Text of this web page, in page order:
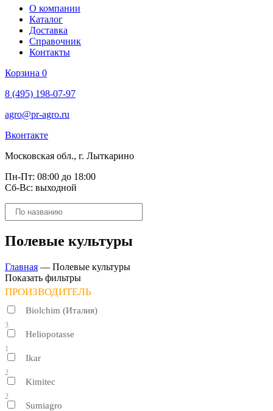
О компании
Каталог
Доставка
Справочник
Контакты
Корзина 0
8 (495) 198-07-97
agro@pr-agro.ru
Вконтакте
Московская обл., г. Лыткарино
Пн-Пт: 08:00 до 18:00
Сб-Вс: выходной
Поиск
товаров
Полевые культуры
Главная — Полевые культуры
Показать фильтры
ПРОИЗВОДИТЕЛЬ
Biolchim (Италия)
3
Heliopotasse
1
Ikar
2
Kimitec
2
Sumiagro